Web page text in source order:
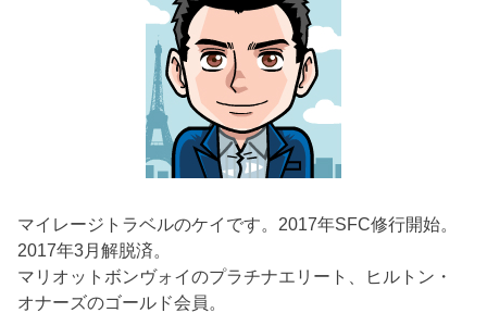
マイレージトラベルのケイです。2017年SFC修行開始。
2017年3月解脱済。
マリオットボンヴォイのプラチナエリート、ヒルトン・
オナーズのゴールド会員。